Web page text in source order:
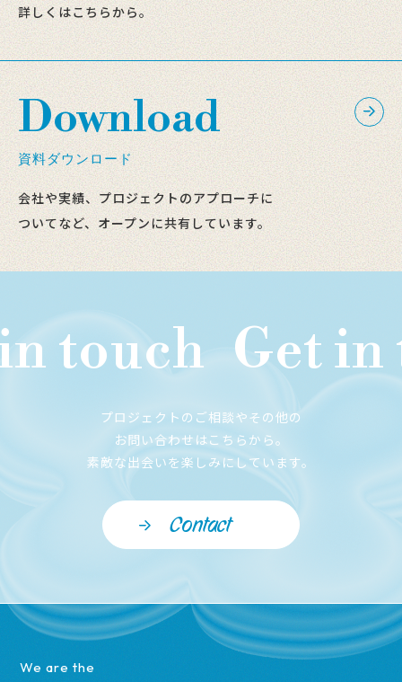
詳しくはこちらから。
Download
資料ダウンロード
会社や実績、プロジェクトのアプローチに
ついてなど、オープンに共有しています。
touch Get in
プロジェクトのご相談やその他の
お問い合わせはこちらから。
素敵な出会いを楽しみにしています。
Contact
We are the